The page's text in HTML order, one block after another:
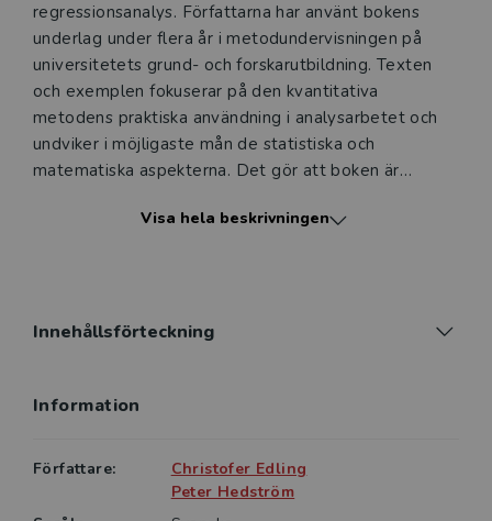
regressionsanalys. Författarna har använt bokens
underlag under flera år i metodundervisningen på
universitetets grund- och forskarutbildning. Texten
och exemplen fokuserar på den kvantitativa
metodens praktiska användning i analysarbetet och
undviker i möjligaste mån de statistiska och
matematiska aspekterna. Det gör att boken är
kommer i kontakt med forsknings- och
värderar och brukar samhälls- och
Visa hela beskrivningen
Innehållsförteckning
Information
Författare:
Christofer Edling
Peter Hedström